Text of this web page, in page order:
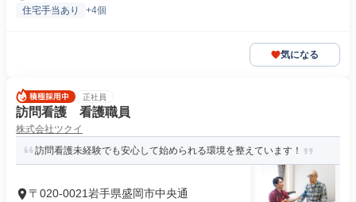
住宅手当あり +4個
気になる
正社員
訪問看護 看護職員
株式会社ツクイ
訪問看護未経験でも安心して始められる環境を整えています！
〒020-0021岩手県盛岡市中央通